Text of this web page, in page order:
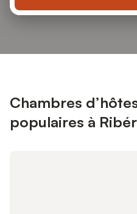
Chambres
populaires à